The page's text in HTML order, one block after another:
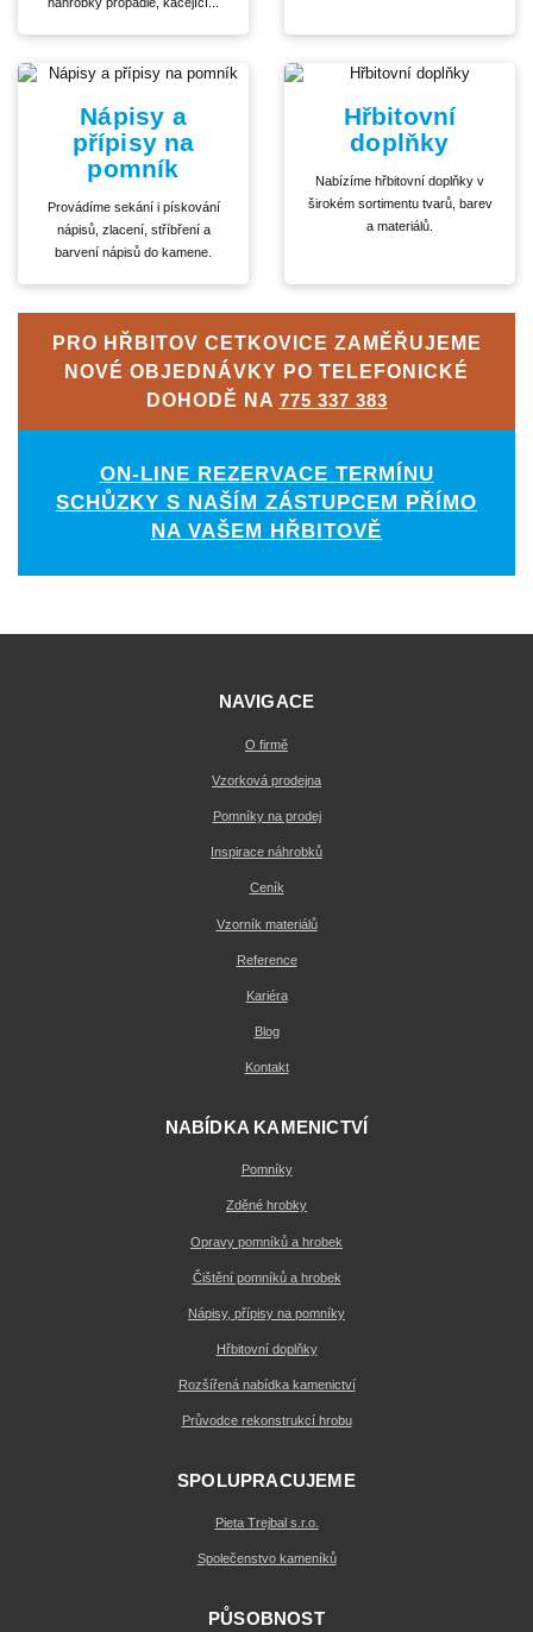
Nápisy a
přípisy na
pomník
Provádíme sekání i pískování
nápisů, zlacení, stříbření a
barvení nápisů do kamene.
Hřbitovní
doplňky
Nabízíme hřbitovní doplňky v
širokém sortimentu tvarů, barev
a materiálů.
PRO HŘBITOV CETKOVICE ZAMĚŘUJEME
NOVÉ OBJEDNÁVKY PO TELEFONICKÉ
DOHODĚ NA 775 337 383
ON-LINE REZERVACE TERMÍNU
SCHŮZKY S NAŠÍM ZÁSTUPCEM PŘÍMO
NA VAŠEM HŘBITOVĚ
NAVIGACE
O firmě
Vzorková prodejna
Pomníky na prodej
Inspirace náhrobků
Ceník
Vzorník materiálů
Reference
Kariéra
Blog
Kontakt
NABÍDKA KAMENICTVÍ
Pomníky
Zděné hrobky
Opravy pomníků a hrobek
Čištění pomníků a hrobek
Nápisy, přípisy na pomníky
Hřbitovní doplňky
Rozšířená nabídka kamenictví
Průvodce rekonstrukcí hrobu
SPOLUPRACUJEME
Pieta Trejbal s.r.o.
Společenstvo kameníků
PŮSOBNOST